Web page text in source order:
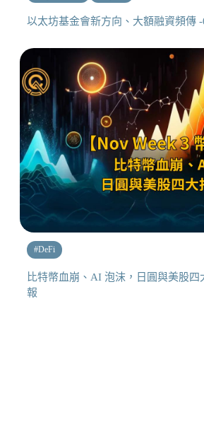
以太坊基金會新方向、大額融資頻傳
#DeFi
比特幣血崩、AI 泡沫，日圓與美股四
報